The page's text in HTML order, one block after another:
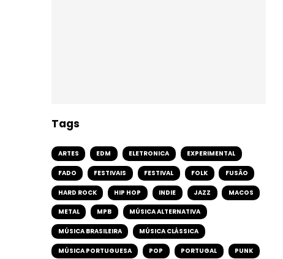
Tags
ARTES EDM ELETRONICA EXPERIMENTAL
FADO FESTIVAIS FESTIVAL FOLK FUSÃO
HARD ROCK HIP HOP INDIE JAZZ MACOS
METAL MPB MÚSICA ALTERNATIVA
MÚSICA BRASILEIRA MÚSICA CLÁSSICA
MÚSICA PORTUGUESA POP PORTUGAL PUNK